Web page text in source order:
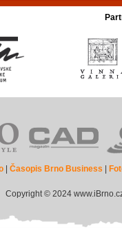
|Časopis Brno Business
Copyright © 2024